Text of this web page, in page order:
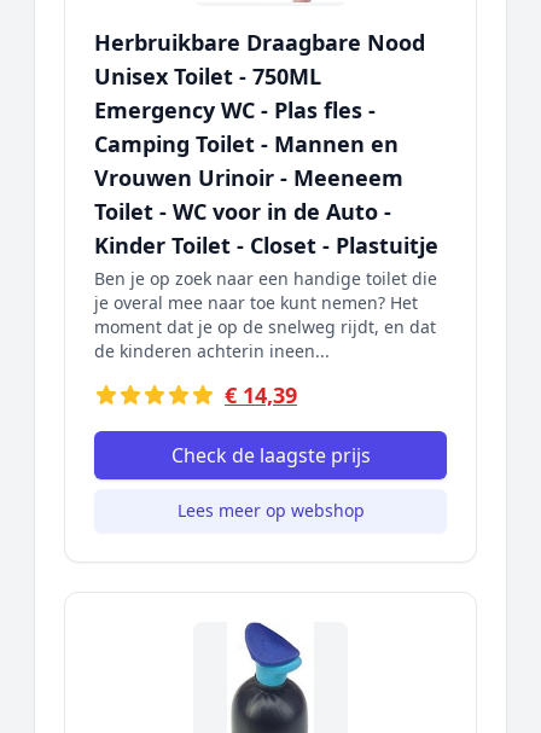
Herbruikbare Draagbare Nood
Unisex Toilet - 750ML
Emergency WC - Plas fles -
Camping Toilet - Mannen en
Vrouwen Urinoir - Meeneem
Toilet - WC voor in de Auto -
Kinder Toilet - Closet - Plastuitje
Ben je op zoek naar een handige toilet die
je overal mee naar toe kunt nemen? Het
moment dat je op de snelweg rijdt, en dat
de kinderen achterin ineen...
€ 14,39
Check de laagste prijs
Lees meer op webshop